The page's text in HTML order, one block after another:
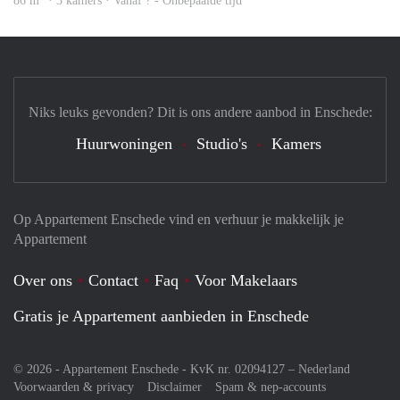
Op Appartement Enschede vind en verhuur je makkelijk je
Appartement
Over ons Contact Faq
Voor Makelaars
Gratis je Appartement aanbieden in Enschede
© 2026 - Appartement Enschede - KvK nr. 02094127 – Nederland
Voorwaarden & privacy
Disclaimer
Spam & nep-accounts
Niks leuks gevonden? Dit is ons andere aanbod in Enschede:
Huurwoningen Studio's Kamers